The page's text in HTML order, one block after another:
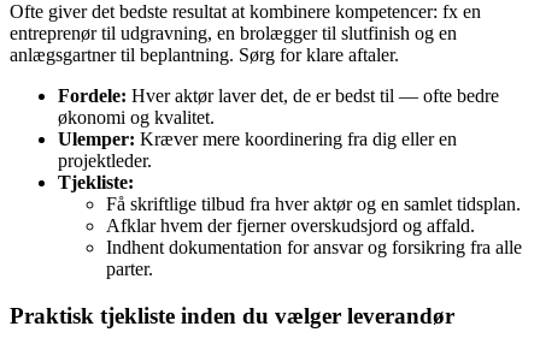
Ofte giver det bedste resultat at kombinere kompetencer: fx en
entreprenør til udgravning, en brolægger til slutfinish og en
anlægsgartner til beplantning. Sørg for klare aftaler.
Fordele: Hver aktør laver det, de er bedst til — ofte bedre
økonomi og kvalitet.
Ulemper: Kræver mere koordinering fra dig eller en
projektleder.
Tjekliste:
Få skriftlige tilbud fra hver aktør og en samlet tidsplan.
Afklar hvem der fjerner overskudsjord og affald.
Indhent dokumentation for ansvar og forsikring fra alle
parter.
Praktisk tjekliste inden du vælger leverandør